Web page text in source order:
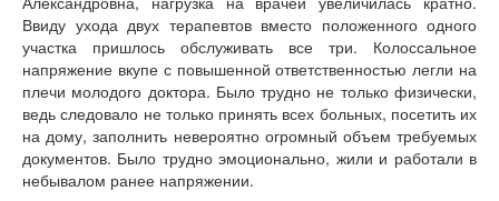
Ввиду ухода двух терапевтов вместо положенного одного
участка пришлось обслуживать все три. Колоссальное
напряжение вкупе с повышенной ответственностью легли на
плечи молодого доктора. Было трудно не только физически,
ведь следовало не только принять всех больных, посетить их
на дому, заполнить невероятно огромный объем требуемых
документов. Было трудно эмоционально, жили и работали в
небывалом ранее напряжении.